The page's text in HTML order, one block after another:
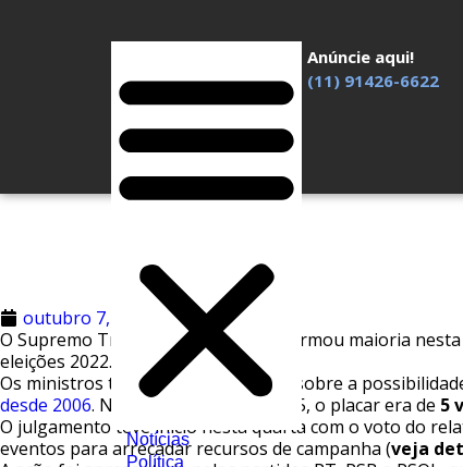
Notícias
Política
Anúncie aqui!
(11) 91426-6622
outubro 7, 2021
Redação
O Supremo Tribunal Federal (
) formou maioria
eleições 2022.
Os ministros também devem decidir sobre a
desde 2006. Neste tema, até as 16h15, o placar era de 5
O julgamento teve início nesta quarta com o voto do
eventos para arrecadar recursos de campanha (veja